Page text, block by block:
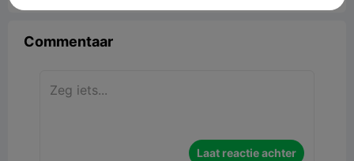
Commentaar
Laat reactie achter